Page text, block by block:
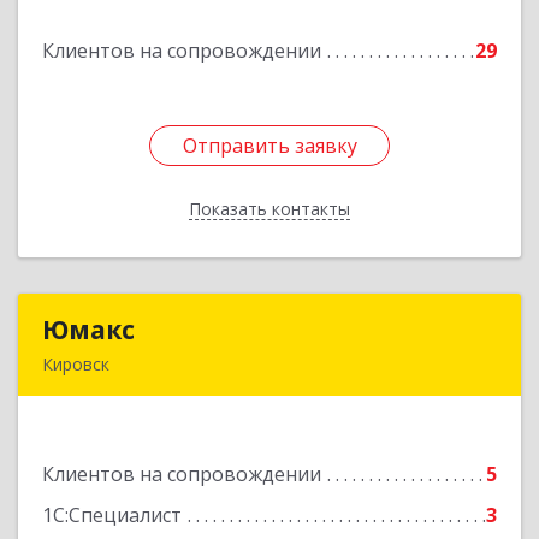
Клиентов на сопровождении 29
Отправить заявку
Показать контакты
Подробнее
Отправить заявку
Назад
Юмакс
Кировск
Клиентов на сопровождении
5
1С:Специалист
3
Подробнее